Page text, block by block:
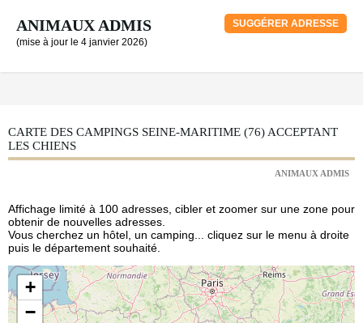
ANIMAUX ADMIS
(mise à jour le 4 janvier 2026)
SUGGÉRER ADRESSE
CARTE DES CAMPINGS SEINE-MARITIME (76) ACCEPTANT
LES CHIENS
ANIMAUX ADMIS
Affichage limité à 100 adresses, cibler et zoomer sur une zone pour
obtenir de nouvelles adresses.
Vous cherchez un hôtel, un camping... cliquez sur le menu à droite
puis le département souhaité.
+
−